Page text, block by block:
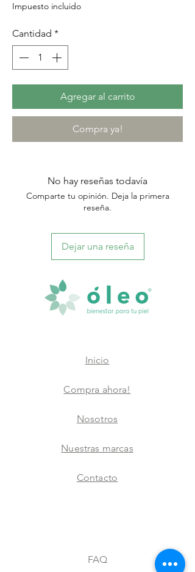
Impuesto incluido
Cantidad *
Agregar al carrito
Compra ya!
No hay reseñas todavía
Comparte tu opinión. Deja la primera
reseña.
Dejar una reseña
Inicio
Compra ahora!
Nosotros
Nuestras marcas
Contacto
FAQ